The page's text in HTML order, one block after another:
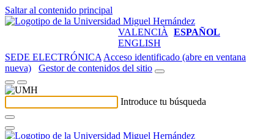
Saltar al contenido principal
VALENCIÀ
ESPAÑOL
ENGLISH
SEDE ELECTRÓNICA Acceso identificado (abre en ventana
nueva)
Gestor de contenidos del sitio
Introduce tu búsqueda